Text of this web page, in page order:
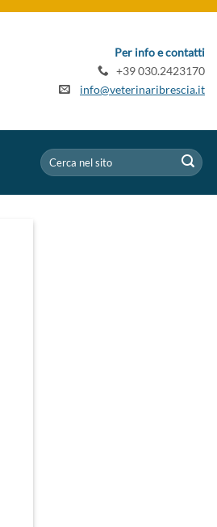
Per info e contatti
+39 030.2423170
info@veterinaribrescia.it